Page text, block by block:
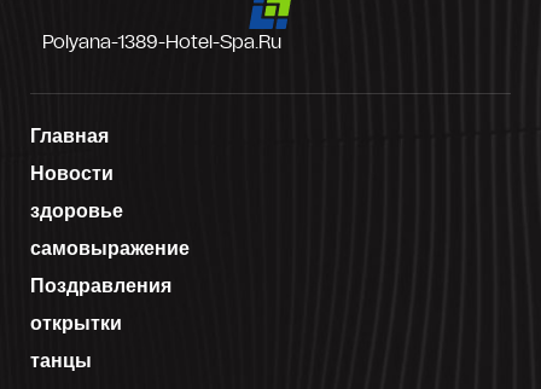
Polyana-1389-Hotel-Spa.ru
Главная
Новости
здоровье
самовыражение
Поздравления
открытки
танцы